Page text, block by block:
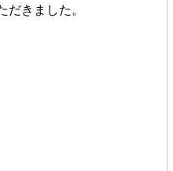
だきました。